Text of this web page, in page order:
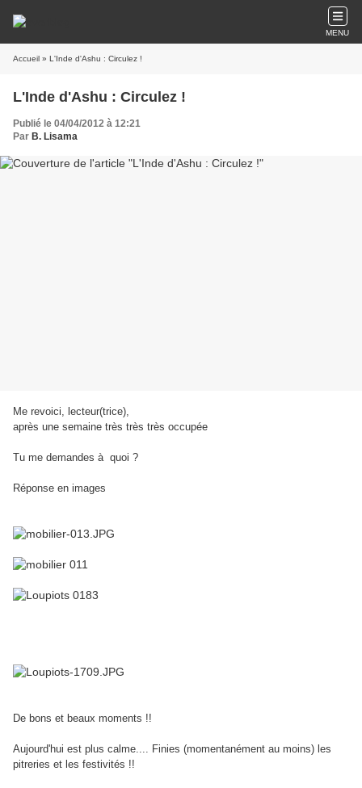
MENU
Accueil » L'Inde d'Ashu : Circulez !
L'Inde d'Ashu : Circulez !
Publié le 04/04/2012 à 12:21
Par B. Lisama
Me revoici, lecteur(trice),
après une semaine très très très occupée
Tu me demandes à quoi ?
Réponse en images
De bons et beaux moments !!
Aujourd'hui est plus calme.... Finies (momentanément au moins) les
pitreries et les festivités !!